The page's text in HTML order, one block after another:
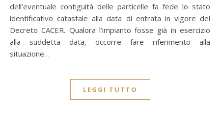
dell’eventuale contiguità delle particelle fa fede lo stato
identificativo catastale alla data di entrata in vigore del
Decreto CACER. Qualora l’impianto fosse già in esercizio
alla suddetta data, occorre fare riferimento alla
situazione…
LEGGI TUTTO